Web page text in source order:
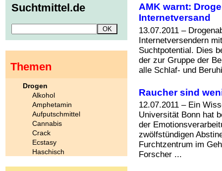
AMK warnt:
Internetversand
13.07.2011 –
Internetversendern
Suchtpotential. Dies
der zur Gruppe der
alle Schlaf- und
Raucher sind
12.07.2011 – Ein
Universität Bonn hat
der
zwölfstündigen
Furchtzentrum im
Forscher ...
Suchtmittel.de
Themen
Drogen
Alkohol
Amphetamin
Aufputschmittel
Cannabis
Crack
Ecstasy
Haschisch